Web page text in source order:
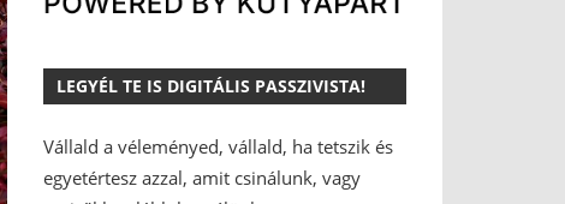
LEGYÉL TE IS DIGITÁLIS PASSZIVISTA!
Vállald a véleményed, vállald, ha tetszik és
egyetértesz azzal, amit csinálunk, vagy